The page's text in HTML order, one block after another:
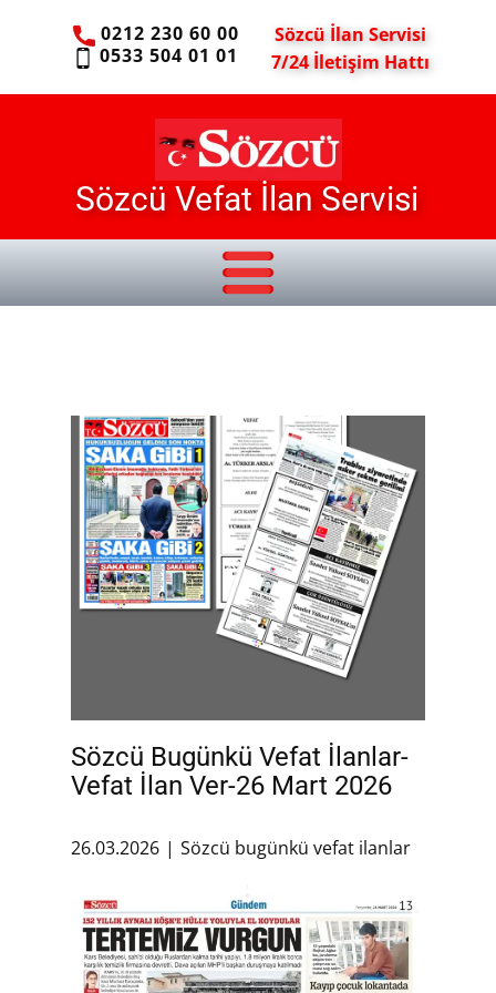
0212 230 60 00
0533 504 01 01
Sözcü İlan Servisi
7/24 İletişim Hattı
Sözcü Vefat İlan Servisi
Sözcü Bugünkü Vefat İlanlar-
Vefat İlan Ver-26 Mart 2026
26.03.2026 Sözcü bugünkü vefat ilanlar